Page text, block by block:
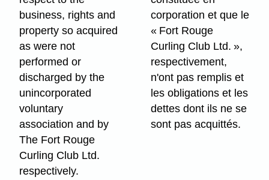
business, rights and
property so acquired
as were not
performed or
discharged by the
unincorporated
voluntary
association and by
The Fort Rouge
Curling Club Ltd.
respectively.
corporation et que le
« Fort Rouge
Curling Club Ltd. »,
respectivement,
n'ont pas remplis et
les obligations et les
dettes dont ils ne se
sont pas acquittés.